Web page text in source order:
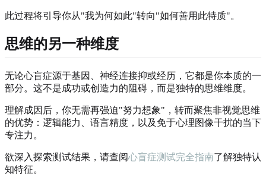
此过程将引导你从"我为何如此"转向"如何善用此特质"。
思维的另一种维度
无论心盲症源于基因、神经连接抑或经历，它都是你本质的一
部分。这不是成功或创造力的阻碍，而是独特的思维维度。
理解成因后，你无需再强迫"努力想象"，转而聚焦非视觉思维
的优势：逻辑能力、语言精度，以及免于心理图像干扰的当下
专注力。
欲深入探索测试结果，请查阅心盲症测试完全指南了解独特认
知特征。